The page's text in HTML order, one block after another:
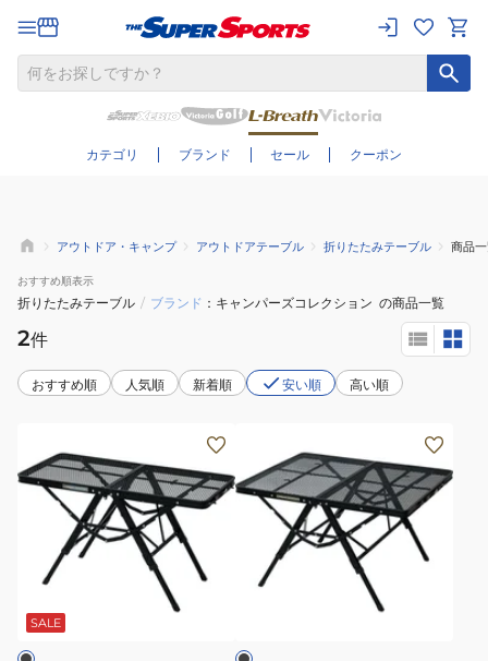
カテゴリ ブランド セール クーポン
さらに絞り込む
アウトドア・キャンプ アウトドアテーブル 折りたたみテーブル 商品
おすすめ順表示
折りたたみテーブル / ブランド キャンパーズコレクション の商品一覧
2件
おすすめ順 人気順 新着順 安い順 高い順
善
テ
り
た
SALE
ブ
み
ブ